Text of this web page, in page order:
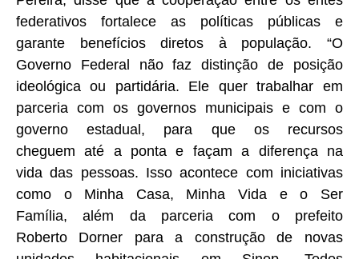
federativos fortalece as políticas públicas e
garante benefícios diretos à população. “O
Governo Federal não faz distinção de posição
ideológica ou partidária. Ele quer trabalhar em
parceria com os governos municipais e com o
governo estadual, para que os recursos
cheguem até a ponta e façam a diferença na
vida das pessoas. Isso acontece com iniciativas
como o Minha Casa, Minha Vida e o Ser
Família, além da parceria com o prefeito
Roberto Dorner para a construção de novas